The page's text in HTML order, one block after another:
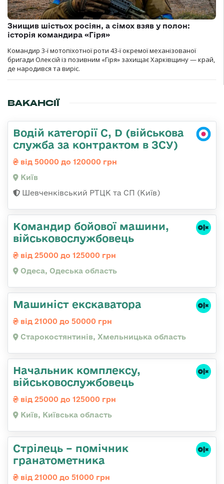
Знищив шістьох росіян, а сімох взяв у полон:
історія командира «Гіря»
Командир 3-ї мотопіхотної роти 43-ї окремої механізованої
бригади Олексій із позивним «Гіря» захищає Харківщину — край,
де народився та виріс.
ВАКАНСІЇ
Водій категорії C, D (військова
служба за контрактом в ЗСУ)
від 50000 до 120000 грн
Київ
Шевченківський РТЦК та СП (Київ)
Командиp бойової машини,
військовослужбовець
від 25000 до 125000 грн
Одеса, Одеська область
Машиніст екскаватора
від 21000 до 50000 грн
Старокостянтинів, Хмельницька область
Начальник комплексу,
військовослужбовець
від 25000 до 125000 грн
Київ, Київська область
Стрілець – помічник
гранатометника
від 21000 до 51000 грн